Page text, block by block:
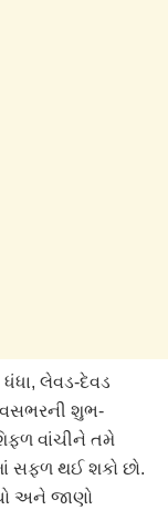
લેવડ-દેવડ
શુભ-
વાંચીને તમે
સફળ થઈ શકો છો.
અને જાણો